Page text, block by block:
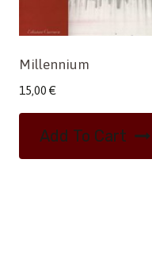
Millennium
15,00 €
Add To Cart